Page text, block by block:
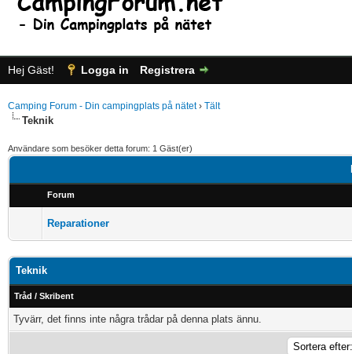
Hej Gäst! Logga in Registrera
Camping Forum - Din campingplats på nätet› Tält
Teknik
Användare som besöker detta forum: 1 Gäst(er)
Forum
Reparationer
Teknik
Tråd / Skribent
Tyvärr, det finns inte några trådar på denna plats ännu.